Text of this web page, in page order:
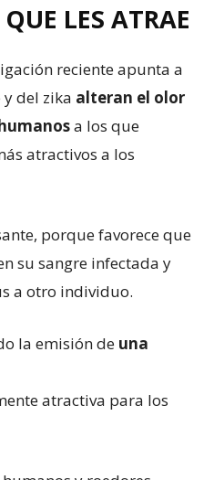
LES ATRAE
reciente apunta a
del zika alteran el olor
a los que
atractivos a los
porque favorece que
su sangre infectada y
a otro individuo.
la emisión de una
atractiva para los